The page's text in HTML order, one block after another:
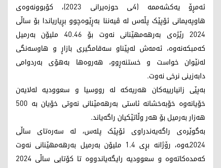
ئەمڕۆ یەکشەممە (4ـی حوزەیرانی 2023)، کۆبوونەوەی
هاوپەیمانی ئۆپێک پڵەس لە ڤیەننا بەڕێوەچوو بڕیاریاندا بۆ ساڵی
2024 رێژەی بەرهەمهێنانی نەوت بۆ 40.46 ملیۆن بەرمیل
کەمبکەنەوە، ئەمەش لەپێناو سەقامگیری بازاڕ و هاوسەنگی
لەنێوان خواست و خستنەڕوو، هەروەها بەهۆی بەردوامی
دابەزینی نرخی نەوت.
بەپێی زانیارییەکان هەریەکە لە رووسیا و سعوودیە لەلایەن
خۆیانەوە خۆبەخشانە ئاستی بەرهەمێنانی نەوتی خۆیان بە 500
هەزار بەرمیل بۆ هەر وڵاتێکیان راگەیاند.
بەگوێرەی راگەیەندراوی ئۆپێک پلەس، لە سەرەتای ساڵی
2024ـەوە، رۆژانە بڕی 1.4 ملیۆن بەرمیل بەرهەمهێنانی نەوت
کەمدەکاتەوە و سعوودیە رایگەیاندووە تا کۆتایی ساڵی 2024